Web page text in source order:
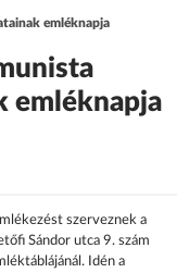
emléknapja
emléknapja
szerveznek a
Sándor utca 9. szám
Idén a